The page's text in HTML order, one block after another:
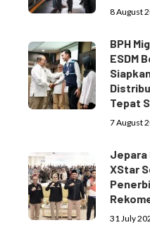
8 August
BPH
ESDM
Tepat
7 August
Jepara
XStar
31 July